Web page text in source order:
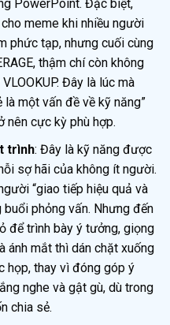
PowerPoint. Đặc biệt,
meme khi nhiều người
phức tạp, nhưng cuối cùng
thậm chí còn không
Đây là lúc mà
là một vấn đề về kỹ năng”
cực kỳ phù hợp.
trình: Đây là kỹ năng được
sợ hãi của không ít người.
“giao tiếp hiệu quả và
phỏng vấn. Nhưng đến
để trình bày ý tưởng, giọng
ánh mắt thì dán chặt xuống
họp, thay vì đóng góp ý
nghe và gật gù, dù trong
chia sẻ.